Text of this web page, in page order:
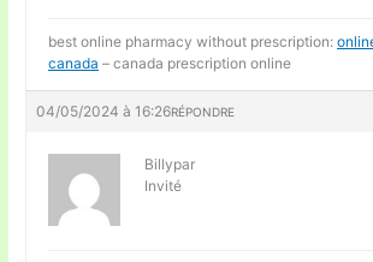
best online pharmacy without prescription:
canada – canada prescription online
04/05/2024 à 16:26RÉPONDRE
Billypar
Invité